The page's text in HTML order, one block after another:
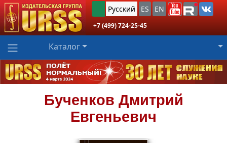
Русский ES EN
+7 (499) 724-25-45
Каталог
Бученков Дмитрий
Евгеньевич